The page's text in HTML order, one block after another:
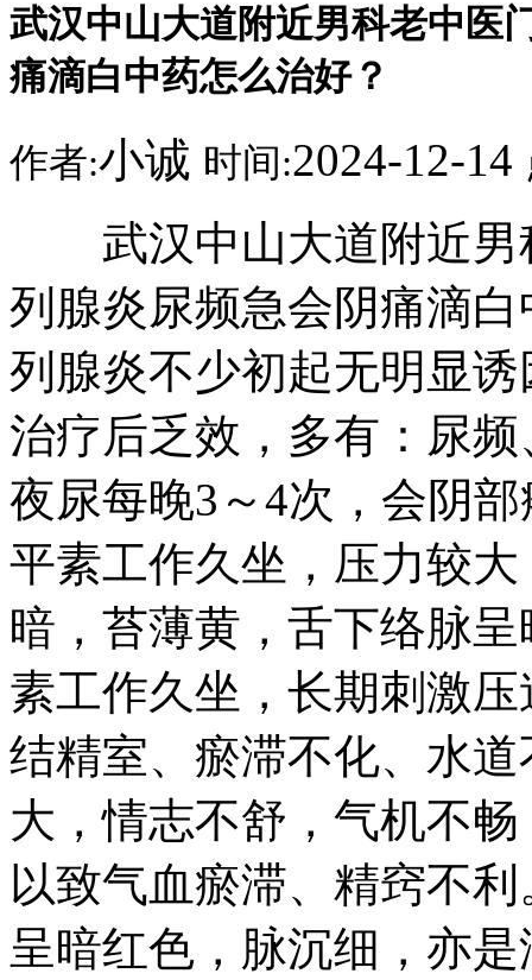
武汉中山大道附近男科老中医
痛滴白中药怎么治好？
作者:小诚 时间:2024-12-14
武汉中山大道附近男
列腺炎尿频急会阴痛滴
列腺炎不少初起无明显
治疗后乏效，多有：尿
夜尿每晚3～4次，会阴
平素工作久坐，压力较
暗，苔薄黄，舌下络脉
素工作久坐，长期刺激
结精室、瘀滞不化、水
大，情志不舒，气机不
以致气血瘀滞、精窍不
呈暗红色，脉沉细，亦